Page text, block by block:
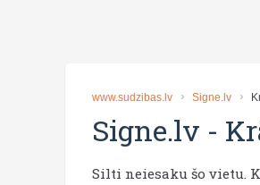
www.sudzibas.lv Signe.lv
Signe.lv -
Silti neiesaku šo vietu.